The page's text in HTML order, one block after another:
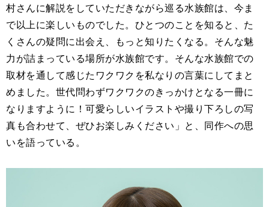
村さんに解説をしていただきながら巡る水族館は、今ま
で以上に楽しいものでした。ひとつのことを知ると、た
くさんの疑問に出会え、もっと知りたくなる。そんな魅
力が詰まっている場所が水族館です。そんな水族館での
取材を通して感じたワクワクを私なりの言葉にしてまと
めました。世代問わずワクワクのきっかけとなる一冊に
なりますように！可愛らしいイラストや撮り下ろしの写
真も合わせて、ぜひお楽しみください」と、同作への思
いを語っている。